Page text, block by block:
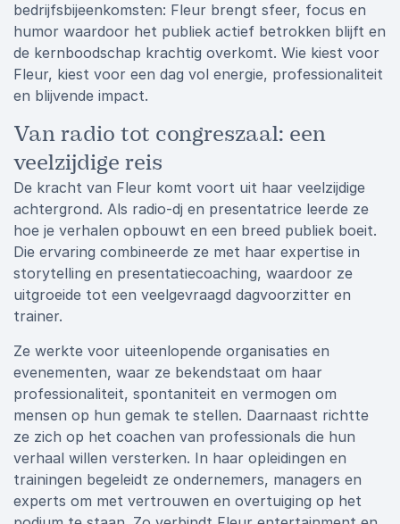
bedrijfsbijeenkomsten: Fleur brengt sfeer, focus en
humor waardoor het publiek actief betrokken blijft en
de kernboodschap krachtig overkomt. Wie kiest voor
Fleur, kiest voor een dag vol energie, professionaliteit
en blijvende impact.
Van radio tot congreszaal: een
veelzijdige reis
De kracht van Fleur komt voort uit haar veelzijdige
achtergrond. Als radio-dj en presentatrice leerde ze
hoe je verhalen opbouwt en een breed publiek boeit.
Die ervaring combineerde ze met haar expertise in
storytelling en presentatiecoaching, waardoor ze
uitgroeide tot een veelgevraagd dagvoorzitter en
trainer.
Ze werkte voor uiteenlopende organisaties en
evenementen, waar ze bekendstaat om haar
professionaliteit, spontaniteit en vermogen om
mensen op hun gemak te stellen. Daarnaast richtte
ze zich op het coachen van professionals die hun
verhaal willen versterken. In haar opleidingen en
trainingen begeleidt ze ondernemers, managers en
experts om met vertrouwen en overtuiging op het